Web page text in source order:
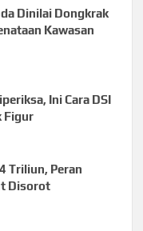
Dinilai Dongkrak
Kawasan
Ini Cara DSI
Figur
Triliun, Peran
Disorot